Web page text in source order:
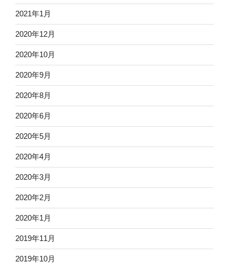
2021年1月
2020年12月
2020年10月
2020年9月
2020年8月
2020年6月
2020年5月
2020年4月
2020年3月
2020年2月
2020年1月
2019年11月
2019年10月